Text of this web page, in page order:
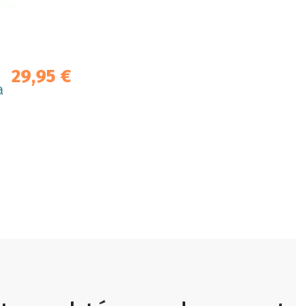
29,95 €